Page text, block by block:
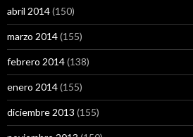
abril 2014(150)
marzo 2014(155)
febrero 2014(138)
enero 2014(155)
diciembre 2013 (155)